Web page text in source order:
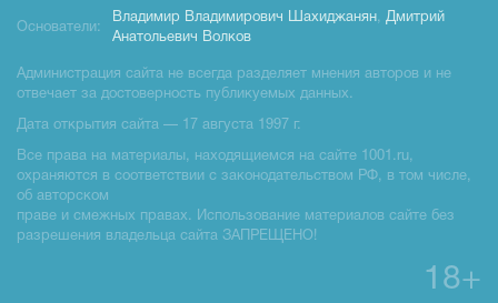
Основатели:
Владимир Владимирович Шахиджанян, Дмитрий
Анатольевич Волков
Администрация сайта не всегда разделяет мнения авторов и не
отвечает за достоверность публикуемых данных.
Дата открытия сайта — 17 августа 1997 г.
Все права на материалы, находящиемся на сайте 1001.ru,
охраняются в соответствии с законодательством РФ, в том числе,
об авторском
праве и смежных правах. Использование материалов сайте без
разрешения владельца сайта ЗАПРЕЩЕНО!
18+